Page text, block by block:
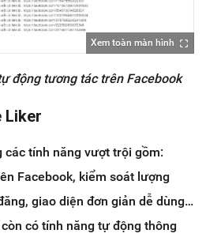
Xem toàn màn hình
động tương tác trên Facebook
Liker
các tính năng vượt trội gồm:
Facebook, kiểm soát lượng
giao diện đơn giản dễ dùng…
có tính năng tự động thông